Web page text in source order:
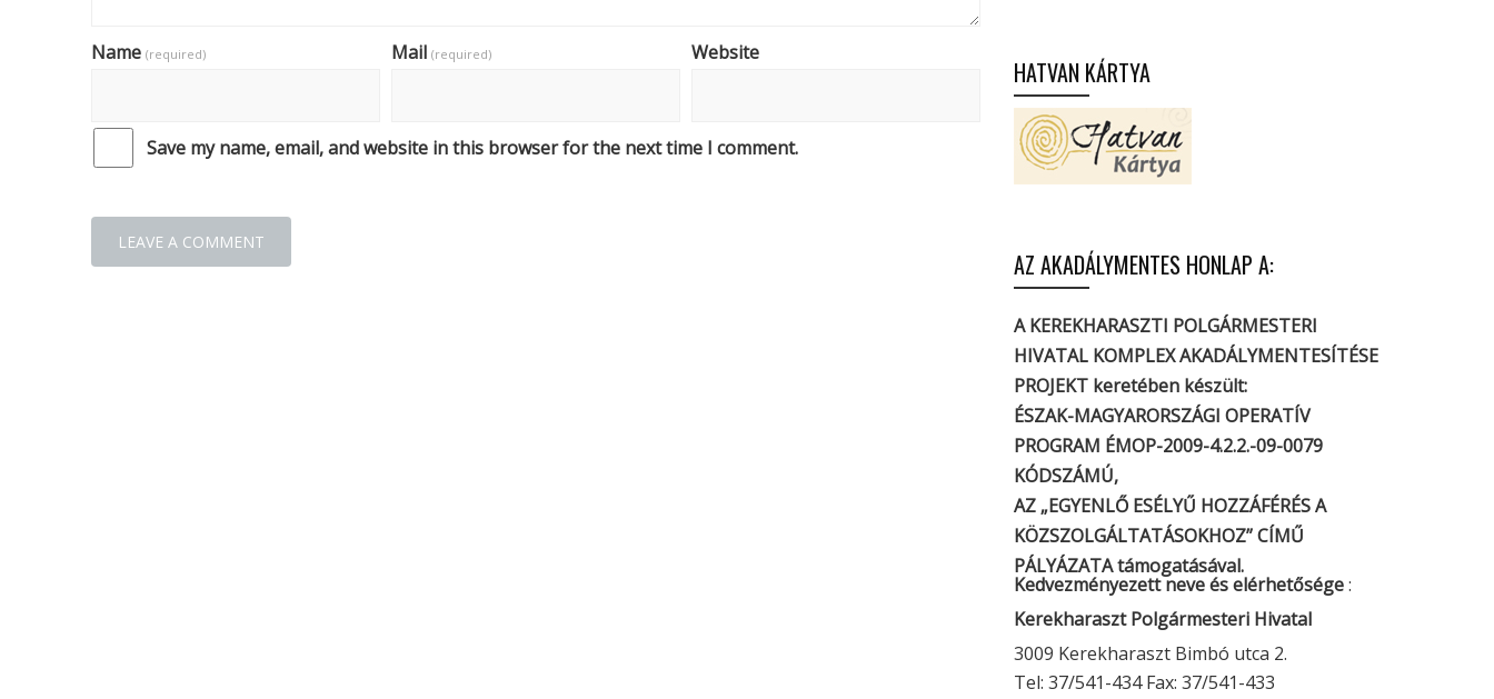
Name (required) Mail (required) Website
Save my name, email, and website in this browser for the next time I comment.
HATVAN KÁRTYA
AZ AKADÁLYMENTES HONLAP A:
A KEREKHARASZTI POLGÁRMESTERI
HIVATAL KOMPLEX AKADÁLYMENTESÍTÉSE
PROJEKT keretében készült:
ÉSZAK-MAGYARORSZÁGI OPERATÍV
PROGRAM ÉMOP-2009-4.2.2.-09-0079
KÓDSZÁMÚ,
AZ „EGYENLŐ ESÉLYŰ HOZZÁFÉRÉS A
KÖZSZOLGÁLTATÁSOKHOZ” CÍMŰ
PÁLYÁZATA támogatásával.
Kedvezményezett neve és elérhetősége:
Kerekharaszt Polgármesteri Hivatal
3009 Kerekharaszt Bimbó utca 2.
Tel: 37/541-434 Fax: 37/541-433